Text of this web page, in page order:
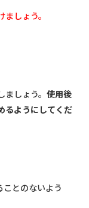
しょう。
しょう。 使用後
るようにしてくだ
ことのないよう